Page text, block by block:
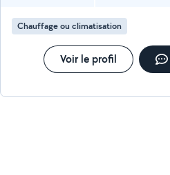
Chauffage ou climatisation
Voir le profil